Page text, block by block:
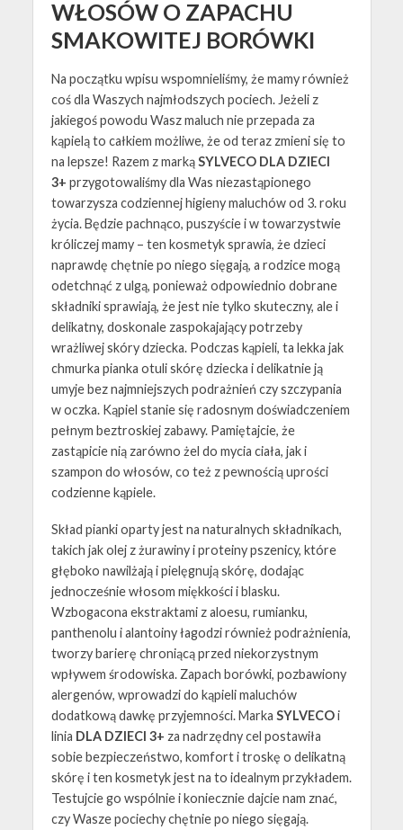
WŁOSÓW O ZAPACHU
SMAKOWITEJ BORÓWKI
Na początku wpisu wspomnieliśmy, że mamy również
coś dla Waszych najmłodszych pociech. Jeżeli z
jakiegoś powodu Wasz maluch nie przepada za
kąpielą to całkiem możliwe, że od teraz zmieni się to
na lepsze! Razem z markąSYLVECO DLA DZIECI
3+ przygotowaliśmy dla Was niezastąpionego
towarzysza codziennej higieny maluchów od 3. roku
życia. Będzie pachnąco, puszyście i w towarzystwie
króliczej mamy – ten kosmetyk sprawia, że dzieci
naprawdę chętnie po niego sięgają, a rodzice mogą
odetchnąć z ulgą, ponieważ odpowiednio dobrane
składniki sprawiają, że jest nie tylko skuteczny, ale i
delikatny, doskonale zaspokajający potrzeby
wrażliwej skóry dziecka. Podczas kąpieli, ta lekka jak
chmurka pianka otuli skórę dziecka i delikatnie ją
umyje bez najmniejszych podrażnień czy szczypania
w oczka. Kąpiel stanie się radosnym doświadczeniem
pełnym beztroskiej zabawy. Pamiętajcie, że
zastąpicie nią zarówno żel do mycia ciała, jak i
szampon do włosów, co też z pewnością uprości
codzienne kąpiele.
Skład pianki oparty jest na naturalnych składnikach,
takich jak olej z żurawiny i proteiny pszenicy, które
głęboko nawilżają i pielęgnują skórę, dodając
jednocześnie włosom miękkości i blasku.
Wzbogacona ekstraktami z aloesu, rumianku,
panthenolu i alantoiny łagodzi również podrażnienia,
tworzy barierę chroniącą przed niekorzystnym
wpływem środowiska. Zapach borówki, pozbawiony
alergenów, wprowadzi do kąpieli maluchów
dodatkową dawkę przyjemności. Marka SYLVECOi
linia DLA DZIECI 3+ za nadrzędny cel postawiła
sobie bezpieczeństwo, komfort i troskę o delikatną
skórę i ten kosmetyk jest na to idealnym przykładem.
Testujcie go wspólnie i koniecznie dajcie nam znać,
czy Wasze pociechy chętnie po niego sięgają.